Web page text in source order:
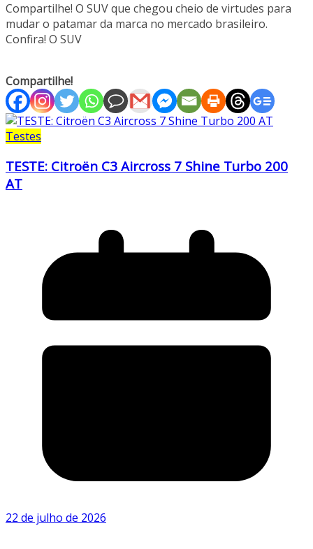
Compartilhe! O SUV que chegou cheio de virtudes para
mudar o patamar da marca no mercado brasileiro.
Confira! O SUV
Compartilhe!
Testes
TESTE: Citroën C3 Aircross 7 Shine Turbo 200
AT
22 de julho de 2026